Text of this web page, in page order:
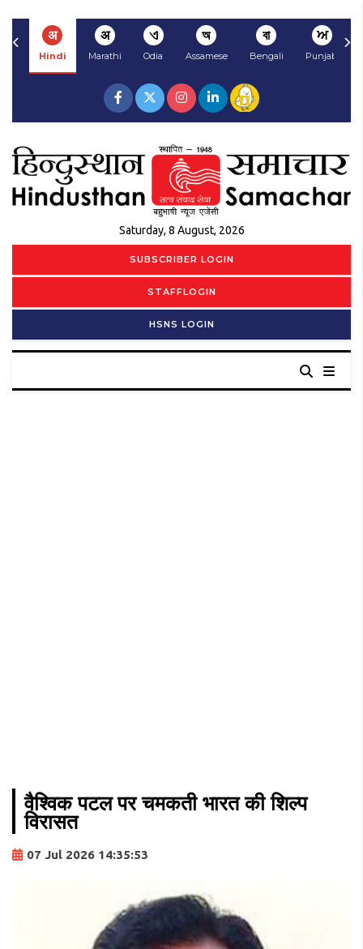
अ
Hindi
अ
Marathi
ଏ
Odia
অ
Assamese
বা
Bengali
ਅ
Punjabi
Saturday, 8 August, 2026
SUBSCRIBER LOGIN
STAFFLOGIN
HSNS LOGIN
वैश्विक पटल पर चमकती भारत की शिल्प
विरासत
07 Jul 2026 14:35:53